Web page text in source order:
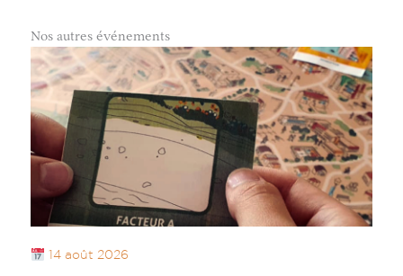
Nos autres événements
14 août 2026